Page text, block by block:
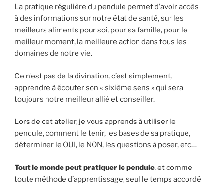
La pratique régulière du pendule permet d’avoir accès
à des informations sur notre état de santé, sur les
meilleurs aliments pour soi, pour sa famille, pour le
meilleur moment, la meilleure action dans tous les
domaines de notre vie.
Ce n’est pas de la divination, c’est simplement,
apprendre à écouter son « sixième sens » qui sera
toujours notre meilleur allié et conseiller.
Lors de cet atelier, je vous apprends à utiliser le
pendule, comment le tenir, les bases de sa pratique,
déterminer le OUI, le NON, les questions à poser, etc…
Tout le monde peut pratiquer le pendule, et comme
toute méthode d’apprentissage, seul le temps accordé